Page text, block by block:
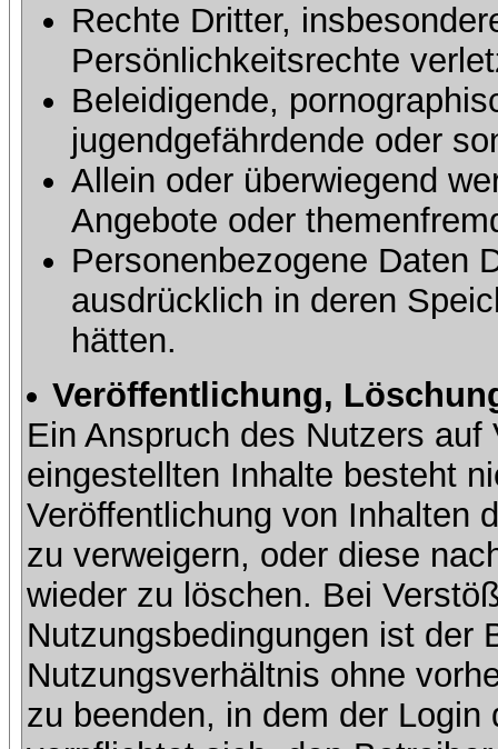
Rechte Dritter,
Persönlichkeitsrechte
Beleidigende,
jugendgefährdende oder
Allein oder überwiegend
Angebote oder
Personenbezogene Daten
ausdrücklich in deren
hätten.
Veröffentlichung,
Ein Anspruch des Nutzers
eingestellten Inhalte besteht
Veröffentlichung von Inhalten
zu verweigern, oder diese
wieder zu löschen. Bei
Nutzungsbedingungen ist der
Nutzungsverhältnis ohne
zu beenden, in dem der